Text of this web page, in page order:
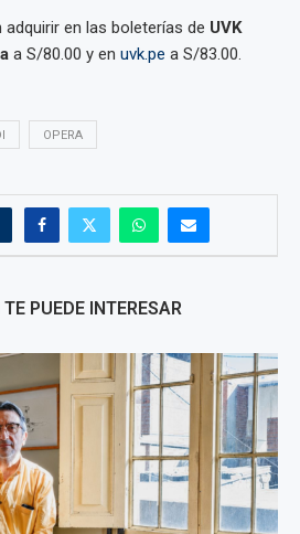
en las boleterías de UVK
a S/80.00 y en uvk.pe a S/83.00.
OPERA
PUEDE INTERESAR